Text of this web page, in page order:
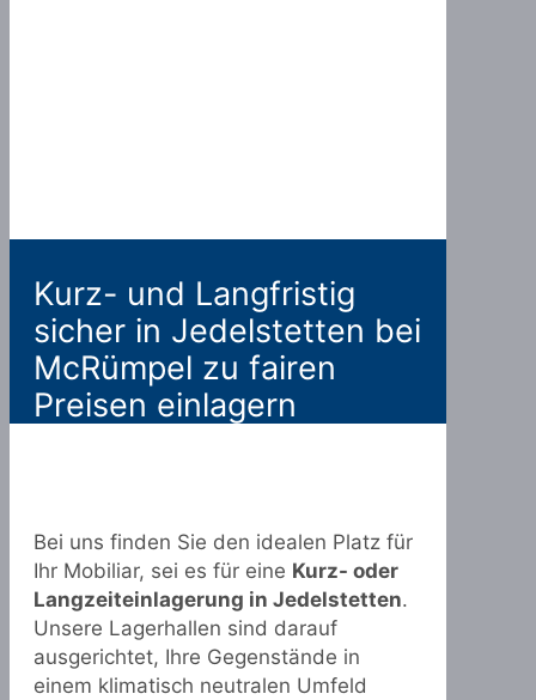
Kurz- und Langfristig
sicher in Jedelstetten bei
McRümpel zu fairen
Preisen einlagern
Bei uns finden Sie den idealen Platz für
Ihr Mobiliar, sei es für eine Kurz- oder
Langzeiteinlagerung in Jedelstetten.
Unsere Lagerhallen sind darauf
ausgerichtet, Ihre Gegenstände in
einem klimatisch neutralen Umfeld